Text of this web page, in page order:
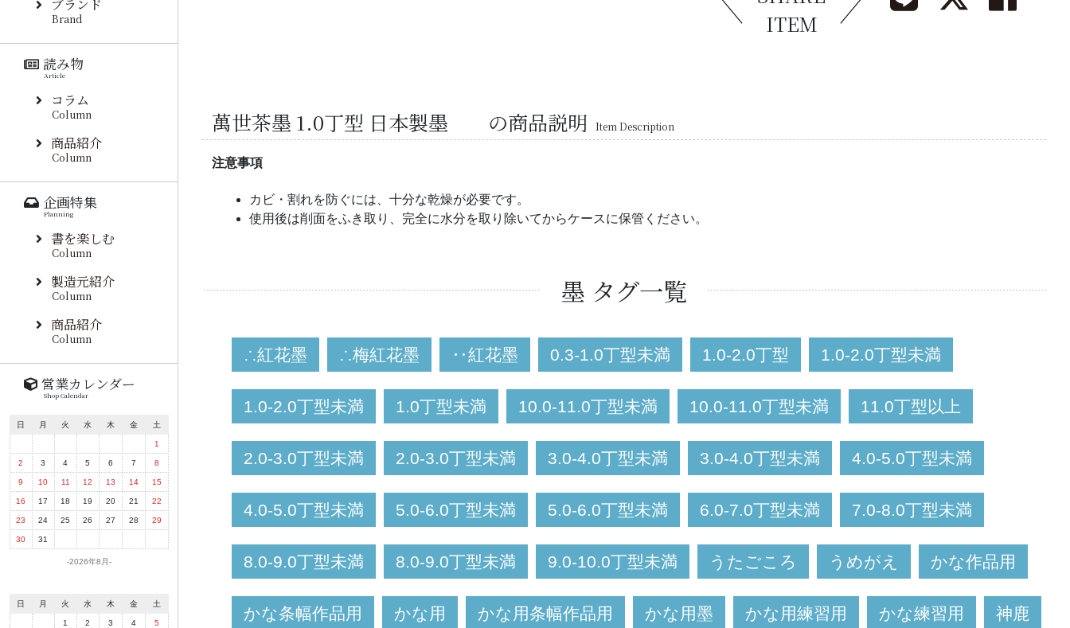
ITEM
萬世茶墨 1.0丁型 日本製墨 の商品説明 Item Description
注意事項
カビ・割れを防ぐには、十分な乾燥が必要です。
使用後は削面をふき取り、完全に水分を取り除いてからケースに保管ください。
墨 タグ一覧
∴紅花墨 ∴梅紅花墨 ‥紅花墨 0.3-1.0丁型未満 1.0-2.0丁型 1.0-2.0丁型未満
1.0-2.0丁型未満 1.0丁型未満 10.0-11.0丁型未満 10.0-11.0丁型未満 11.0丁型以上
2.0-3.0丁型未満 2.0-3.0丁型未満 3.0-4.0丁型未満 3.0-4.0丁型未満 4.0-5.0丁型未満
4.0-5.0丁型未満 5.0-6.0丁型未満 5.0-6.0丁型未満 6.0-7.0丁型未満 7.0-8.0丁型未満
8.0-9.0丁型未満 8.0-9.0丁型未満 9.0-10.0丁型未満 うたごころ うめがえ かな作品用
かな条幅作品用 かな用 かな用条幅作品用 かな用墨 かな用練習用 かな練習用 神鹿
ブランド
Brand
読み物
Article
コラム
Column
商品紹介
Column
企画特集
Planning
書を楽しむ
Column
製造元紹介
Column
商品紹介
Column
営業カレンダー
Shop Calendar
2026年8月
日 月 火 水 木 金 土
1
2 3 4 5 6 7 8
9 10 11 12 13 14 15
16 17 18 19 20 21 22
23 24 25 26 27 28 29
30 31
日 月 火 水 木 金 土
1 2 3 4 5